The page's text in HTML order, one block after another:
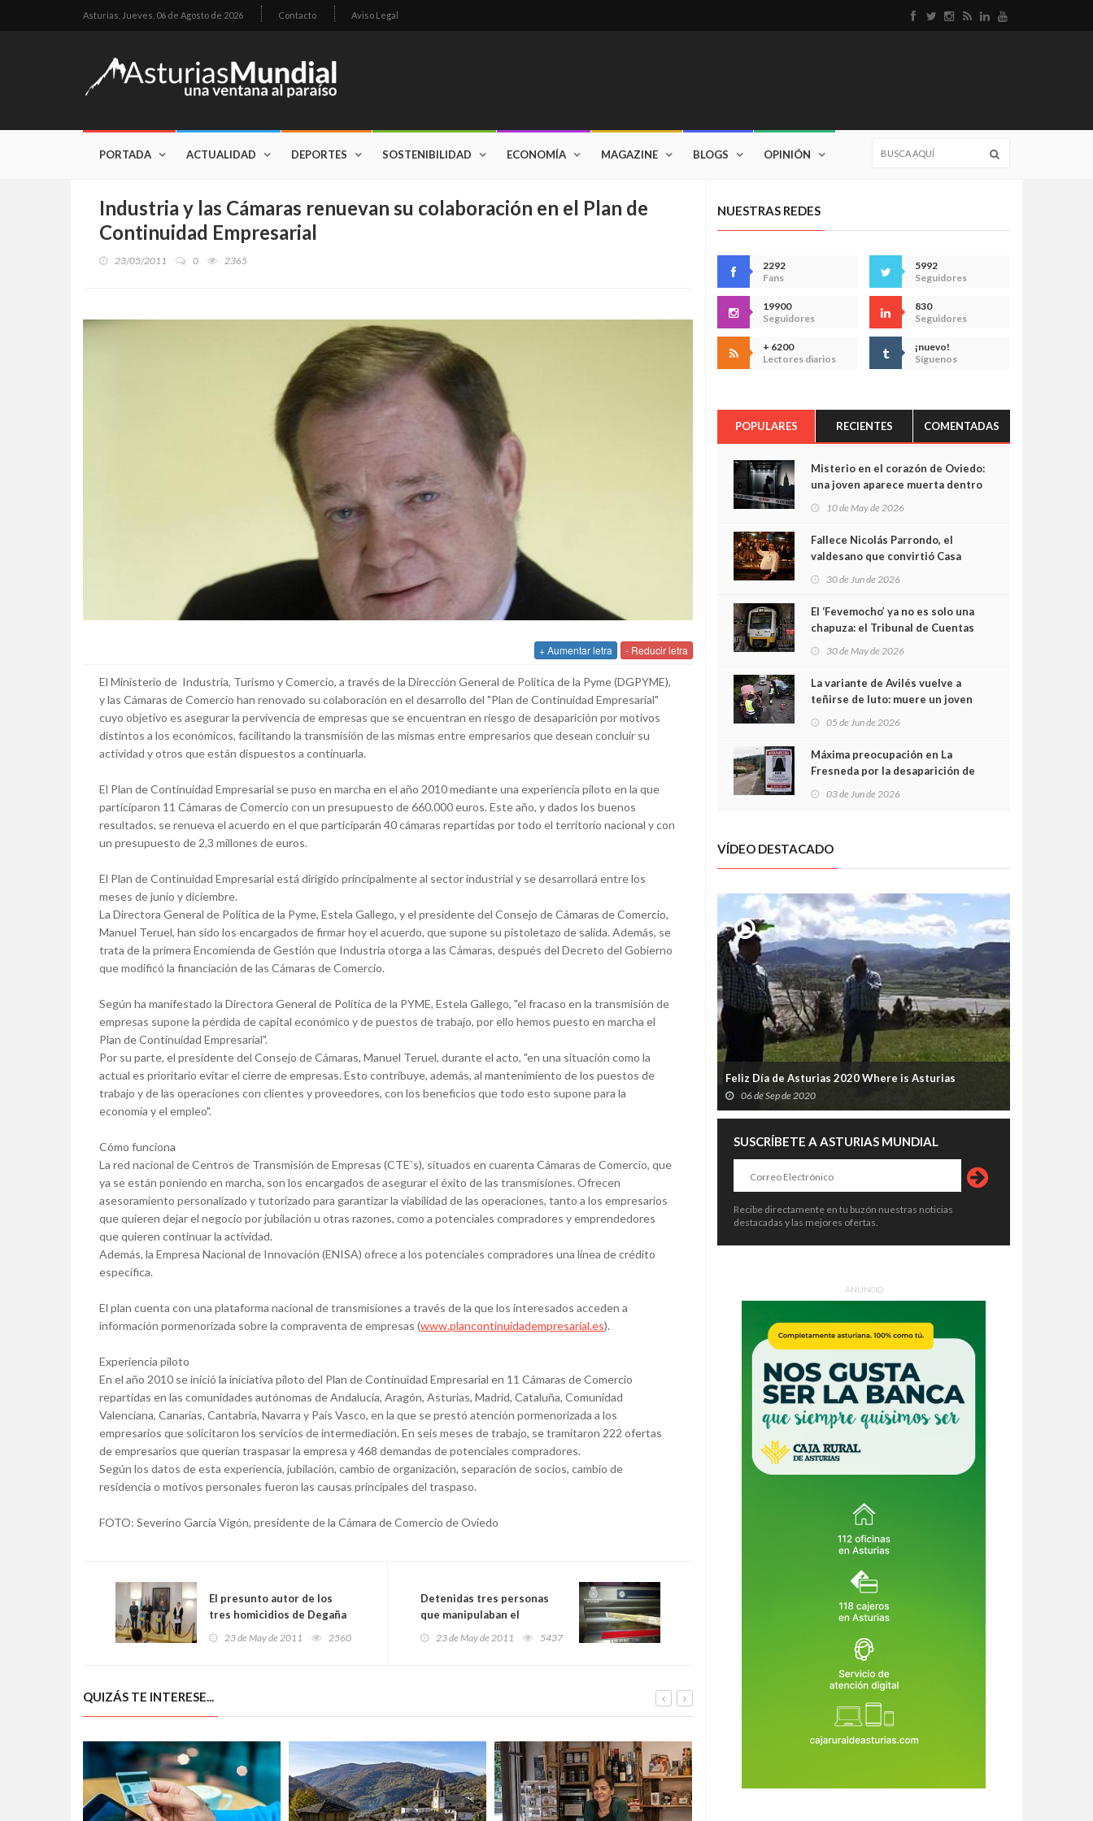
Asturias, Jueves, 06 de Agosto de 2026 Contacto Aviso Legal
PORTADA ACTUALIDAD DEPORTES SOSTENIBILIDAD ECONOMÍA MAGAZINE BLOGS OPINIÓN
Industria y las Cámaras renuevan su colaboración en el Plan de
Continuidad Empresarial
23/05/2011 0 2365
+ Aumentar letra - Reducir letra
El Ministerio de Industria, Turismo y Comercio, a través de la Dirección General de Política de la Pyme (DGPYME),
y las Cámaras de Comercio han renovado su colaboración en el desarrollo del "Plan de Continuidad Empresarial"
cuyo objetivo es asegurar la pervivencia de empresas que se encuentran en riesgo de desaparición por motivos
distintos a los económicos, facilitando la transmisión de las mismas entre empresarios que desean concluir su
actividad y otros que están dispuestos a continuarla.
El Plan de Continuidad Empresarial se puso en marcha en el año 2010 mediante una experiencia piloto en la que
participaron 11 Cámaras de Comercio con un presupuesto de 660.000 euros. Este año, y dados los buenos
resultados, se renueva el acuerdo en el que participarán 40 cámaras repartidas por todo el territorio nacional y con
un presupuesto de 2,3 millones de euros.
El Plan de Continuidad Empresarial está dirigido principalmente al sector industrial y se desarrollará entre los
meses de junio y diciembre.
La Directora General de Política de la Pyme, Estela Gallego, y el presidente del Consejo de Cámaras de Comercio,
Manuel Teruel, han sido los encargados de firmar hoy el acuerdo, que supone su pistoletazo de salida. Además, se
trata de la primera Encomienda de Gestión que Industria otorga a las Cámaras, después del Decreto del Gobierno
que modificó la financiación de las Cámaras de Comercio.
Según ha manifestado la Directora General de Política de la PYME, Estela Gallego, "el fracaso en la transmisión de
empresas supone la pérdida de capital económico y de puestos de trabajo, por ello hemos puesto en marcha el
Plan de Continuidad Empresarial".
Por su parte, el presidente del Consejo de Cámaras, Manuel Teruel, durante el acto, "en una situación como la
actual es prioritario evitar el cierre de empresas. Esto contribuye, además, al mantenimiento de los puestos de
trabajo y de las operaciones con clientes y proveedores, con los beneficios que todo esto supone para la
economía y el empleo".
Cómo funciona
La red nacional de Centros de Transmisión de Empresas (CTE`s), situados en cuarenta Cámaras de Comercio, que
ya se están poniendo en marcha, son los encargados de asegurar el éxito de las transmisiones. Ofrecen
asesoramiento personalizado y tutorizado para garantizar la viabilidad de las operaciones, tanto a los empresarios
que quieren dejar el negocio por jubilación u otras razones, como a potenciales compradores y emprendedores
que quieren continuar la actividad.
Además, la Empresa Nacional de Innovación (ENISA) ofrece a los potenciales compradores una línea de crédito
específica.
El plan cuenta con una plataforma nacional de transmisiones a través de la que los interesados acceden a
información pormenorizada sobre la compraventa de empresas (www.plancontinuidadempresarial.es).
Experiencia piloto
En el año 2010 se inició la iniciativa piloto del Plan de Continuidad Empresarial en 11 Cámaras de Comercio
repartidas en las comunidades autónomas de Andalucía, Aragón, Asturias, Madrid, Cataluña, Comunidad
Valenciana, Canarias, Cantabria, Navarra y País Vasco, en la que se prestó atención pormenorizada a los
empresarios que solicitaron los servicios de intermediación. En seis meses de trabajo, se tramitaron 222 ofertas
de empresarios que querían traspasar la empresa y 468 demandas de potenciales compradores.
Según los datos de esta experiencia, jubilación, cambio de organización, separación de socios, cambio de
residencia o motivos personales fueron las causas principales del traspaso.
FOTO: Severino García Vigón, presidente de la Cámara de Comercio de Oviedo
El presunto autor de los
tres homicidios de Degaña
ya está detenido
23 de May de 2011 2560
Detenidas tres personas
que manipulaban el
"shutter" de cajeros para
apoderarse del efectivo
23 de May de 2011 5437
QUIZÁS TE INTERESE...
NUESTRAS REDES
2292
Fans
5992
Seguidores
19900
Seguidores
830
Seguidores
+ 6200
Lectores diarios
¡nuevo!
Síguenos
POPULARES RECIENTES COMENTADAS
Misterio en el corazón de Oviedo:
una joven aparece muerta dentro
cámaras captan sus últimos
minutos
10 de May de 2026
Fallece Nicolás Parrondo, el
valdesano que convirtió Casa
30 de Jun de 2026
El ‘Fevemocho’ ya no es solo una
chapuza: el Tribunal de Cuentas
sobrecoste de los trenes que no
cabían por los túneles
30 de May de 2026
La variante de Avilés vuelve a
teñirse de luto: muere un joven
05 de Jun de 2026
Máxima preocupación en La
Fresneda por la desaparición de
03 de Jun de 2026
VÍDEO DESTACADO
Feliz Día de Asturias 2020 Where is Asturias
06 de Sep de 2020
SUSCRÍBETE A ASTURIAS MUNDIAL
Recibe directamente en tu buzón nuestras noticias
destacadas y las mejores ofertas.
ANUNCIO